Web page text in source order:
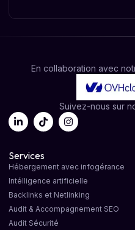
En collaboration avec
Suivez-nous sur
Services
Hébergement avec infogérance
Intélligence artificielle
Backlinks et Netlinking
Audit & Accompagnement SEO
Audit Sécurité